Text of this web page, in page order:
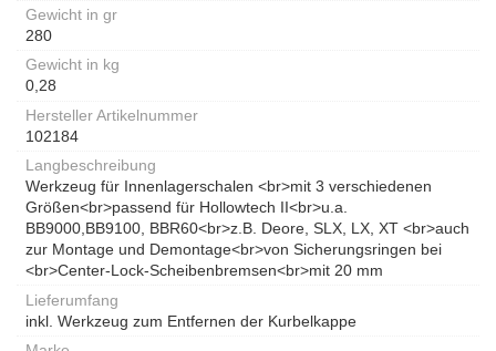
Gewicht in gr
280
Gewicht in kg
0,28
Hersteller Artikelnummer
102184
Langbeschreibung
Werkzeug für Innenlagerschalen <br>mit 3 verschiedenen
Größen<br>passend für Hollowtech II<br>u.a.
BB9000,BB9100, BBR60<br>z.B. Deore, SLX, LX, XT <br>auch
zur Montage und Demontage<br>von Sicherungsringen bei
<br>Center-Lock-Scheibenbremsen<br>mit 20 mm
Lieferumfang
inkl. Werkzeug zum Entfernen der Kurbelkappe